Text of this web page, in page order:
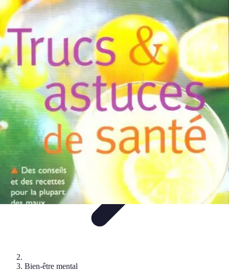
Astuces Anti Stress
Astuces Naturelles Astuces PratiquesMéditation et
Relaxation
Routines et HabitudesTechniques de Relaxation
Astuces Anti Stress
Bien-être mental